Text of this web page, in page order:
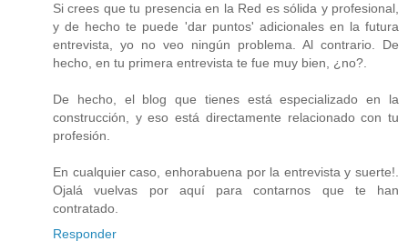
Si crees que tu presencia en la Red es sólida y profesional,
y de hecho te puede 'dar puntos' adicionales en la futura
entrevista, yo no veo ningún problema. Al contrario. De
hecho, en tu primera entrevista te fue muy bien, ¿no?.
De hecho, el blog que tienes está especializado en la
construcción, y eso está directamente relacionado con tu
profesión.
En cualquier caso, enhorabuena por la entrevista y suerte!.
Ojalá vuelvas por aquí para contarnos que te han
contratado.
Responder